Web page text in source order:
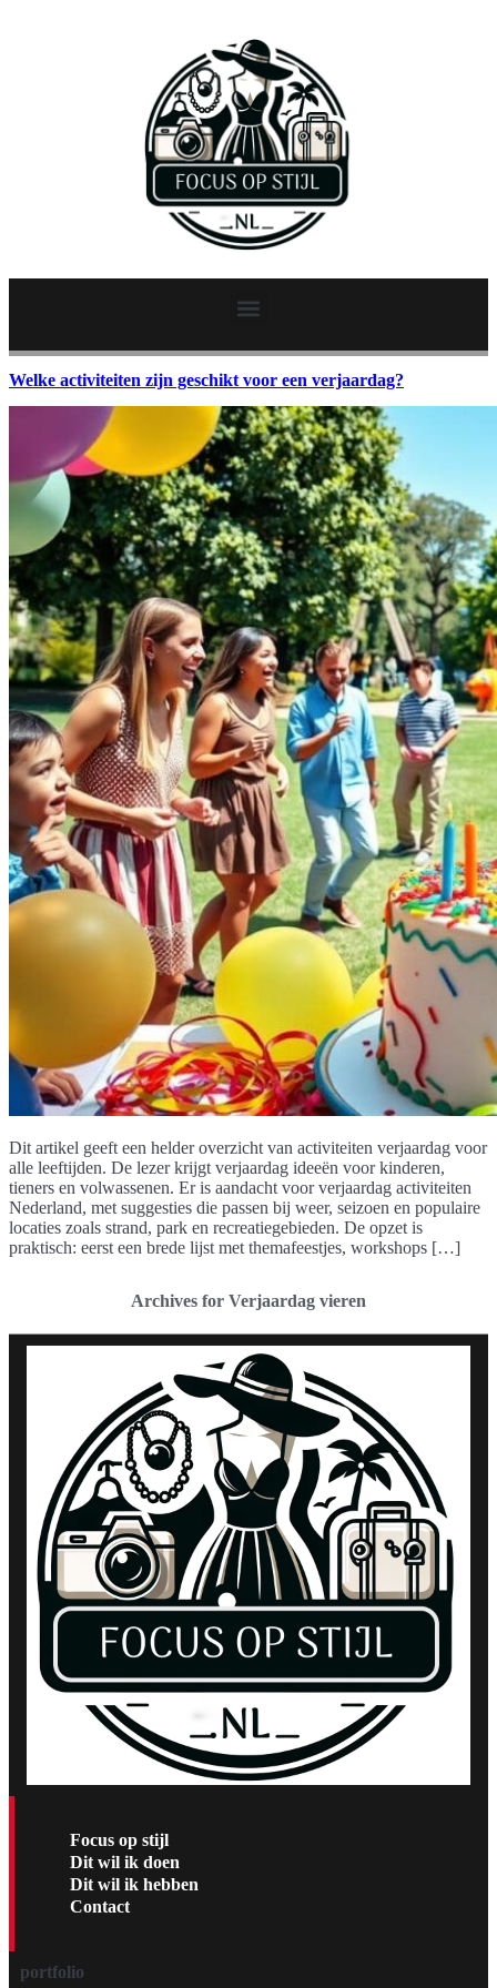
Welke activiteiten zijn geschikt voor een verjaardag?
Dit artikel geeft een helder overzicht van activiteiten verjaardag voor
alle leeftijden. De lezer krijgt verjaardag ideeën voor kinderen,
tieners en volwassenen. Er is aandacht voor verjaardag activiteiten
Nederland, met suggesties die passen bij weer, seizoen en populaire
locaties zoals strand, park en recreatiegebieden. De opzet is
praktisch: eerst een brede lijst met themafeestjes, workshops […]
Archives for Verjaardag vieren
Focus op stijl
Dit wil ik doen
Dit wil ik hebben
Contact
portfolio